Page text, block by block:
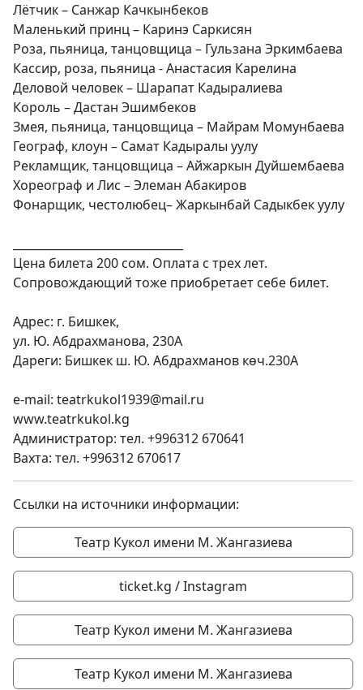
Лётчик – Санжар Качкынбеков
Маленький принц – Каринэ Саркисян
Роза, пьяница, танцовщица – Гульзана Эркимбаева
Кассир, роза, пьяница - Анастасия Карелина
Деловой человек – Шарапат Кадыралиева
Король – Дастан Эшимбеков
Змея, пьяница, танцовщица – Майрам Момунбаева
Географ, клоун – Самат Кадыралы уулу
Рекламщик, танцовщица – Айжаркын Дуйшембаева
Хореограф и Лис – Элеман Абакиров
Фонарщик, честолюбец– Жаркынбай Садыкбек уулу
Цена билета 200 сом. Оплата с трех лет.
Сопровождающий тоже приобретает себе билет.
Адрес: г. Бишкек,
ул. Ю. Абдрахманова, 230А
Дареги: Бишкек ш. Ю. Абдрахманов көч.230А
e-mail: teatrkukol1939@mail.ru
www.teatrkukol.kg
Администратор: тел. +996312 670641
Вахта: тел. +996312 670617
Ссылки на источники информации:
Театр Кукол имени М. Жангазиева
ticket.kg / Instagram
Театр Кукол имени М. Жангазиева
Театр Кукол имени М. Жангазиева